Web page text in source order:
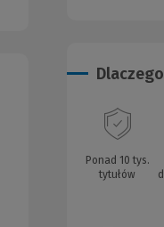
Ponad 10 tys.
tytułów